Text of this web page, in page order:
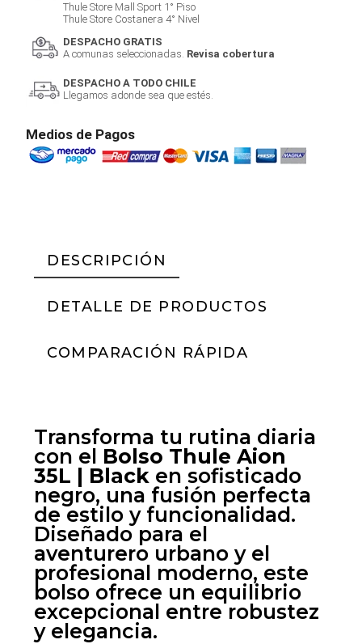
Thule Store Mall Sport 1° Piso
Thule Store Costanera 4° Nivel
DESPACHO GRATIS
A comunas seleccionadas. Revisa cobertura
DESPACHO A TODO CHILE
Llegamos adonde sea que estés.
Medios de Pagos
DESCRIPCIÓN
DETALLE DE PRODUCTOS
COMPARACIÓN RÁPIDA
Transforma tu rutina diaria
con el Bolso Thule Aion
35L | Black en sofisticado
negro, una fusión perfecta
de estilo y funcionalidad.
Diseñado para el
aventurero urbano y el
profesional moderno, este
bolso ofrece un equilibrio
excepcional entre robustez
y elegancia.